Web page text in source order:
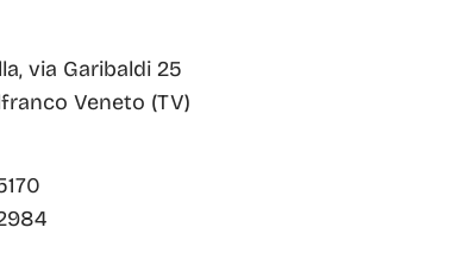
via Garibaldi 25
Veneto (TV)